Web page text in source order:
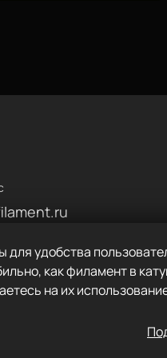
12%
для удобства
как филамент в
на их